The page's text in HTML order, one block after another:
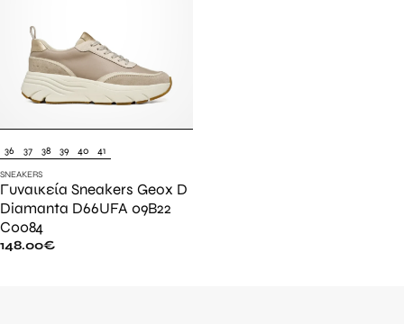
36 37 38 39 40 41
SNEAKERS
Γυναικεία Sneakers Geox D
Diamanta D66UFA 09B22
C0084
148.00€